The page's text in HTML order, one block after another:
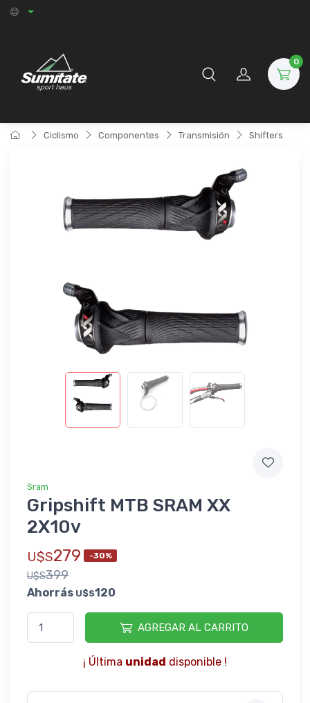
0
Ciclismo Componentes Transmisión Shifters
Sram
Gripshift MTB SRAM XX
2X10v
U$S279 -30%
U$S399
Ahorrás U$S120
AGREGAR AL CARRITO
¡ Última unidad disponible !